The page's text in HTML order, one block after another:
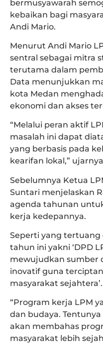
bermusyawarah
kebaikan bagi
Andi Mario.
Menurut Andi Mario
sentral sebagai mitra
terutama dalam
Data menunjukkan
kota Medan
ekonomi dan akses
“Melalui peran aktif
masalah ini dapat
yang berbasis pada
kearifan lokal,”
Sebelumnya Ketua
Suntari menjelaskan
agenda tahunan
kerja kedepannya.
Seperti yang tertuang
tahun ini yakni ‘DPD
mewujudkan sumber
inovatif guna
masyarakat sejahtera’.
“Program kerja LPM
dan budaya.
akan membahas
masyarakat lebih